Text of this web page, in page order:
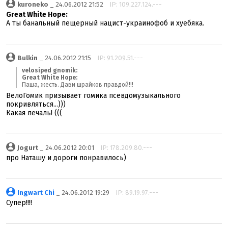
kuroneko _ 24.06.2012 21:52 IP: 109.227.124.---
Great White Hope:
А ты банальный пещерный нацист-украинофоб и хуебяка.
Bulkin _ 24.06.2012 21:15 IP: 91.209.51.---
velosiped gnomik:
Great White Hope:
Паша, жесть. Дави шрайков правдой!!!
ВелоГомик призывает гомика псевдомузыкального
покривляться...)))
Какая печаль! (((
Jogurt _ 24.06.2012 20:01 IP: 178.209.80.---
про Наташу и дороги понравилось)
Ingwart Chi _ 24.06.2012 19:29 IP: 89.19.97.---
Супер!!!!